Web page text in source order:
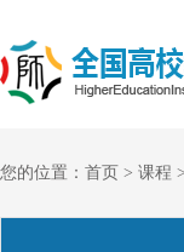
您的位置： 首页 > 课程